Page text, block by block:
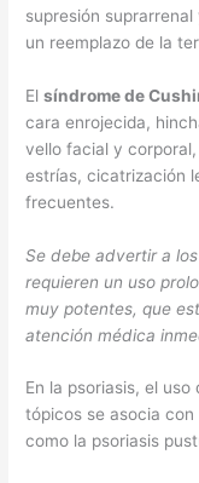
supresión
un reemplazo de la
Elsíndrome de
cara enrojecida,
vello facial y
estrías, cicatrización
frecuentes.
Se debe advertir a
requieren un uso
muy potentes, que
atención médica
En la psoriasis, el
tópicos se asocia
como la psoriasis